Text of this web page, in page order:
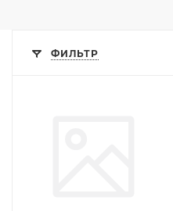
ФИЛЬТР